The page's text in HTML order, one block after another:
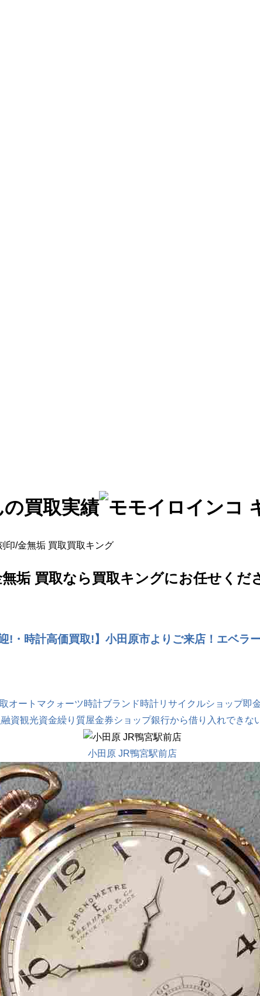
印/金無垢 買取買取キング
垢 買取なら買取キングにお任せくだ
!・時計高価買取!】小田原市よりご来店！エベラ
オートマクォーツ時計ブランド時計リサイクルショップ即
融資観光資金繰り 質屋金券ショップ銀行から借り入れできな
小田原 JR鴨宮駅前店